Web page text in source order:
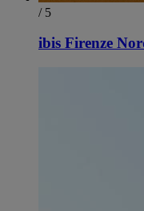
/ 5
ibis Firenze